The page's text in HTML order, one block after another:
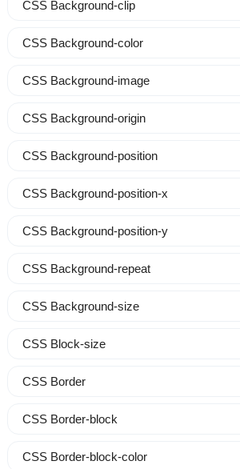
CSS Background-clip
CSS Background-color
CSS Background-image
CSS Background-origin
CSS Background-position
CSS Background-position-x
CSS Background-position-y
CSS Background-repeat
CSS Background-size
CSS Block-size
CSS Border
CSS Border-block
CSS Border-block-color